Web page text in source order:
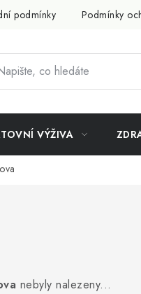
podmínky Podmínky
VÝŽIVA
nebyly nalezeny...